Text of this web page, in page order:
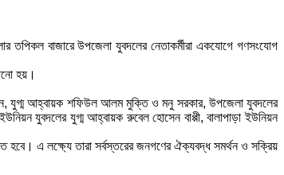
তপিকল বাজারে উপজেলা যুবদলের নেতাকর্মীরা একযোগে গণসংযোগ
হয়।
যুগ্ম আহ্বায়ক শফিউল আলম মুক্তি ও মনু সরকার, উপজেলা যুবদলের
যুবদলের যুগ্ম আহ্বায়ক রুবেল হোসেন বাপ্পী, বালাপাড়া ইউনিয়ন
হবে। এ লক্ষ্যে তারা সর্বস্তরের জনগণের ঐক্যবদ্ধ সমর্থন ও সক্রিয়